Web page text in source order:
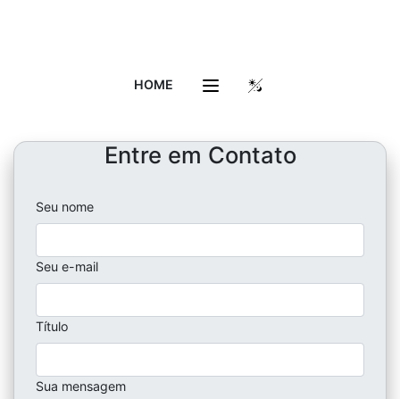
HOME
Entre em Contato
Seu nome
Seu e-mail
Título
Sua mensagem